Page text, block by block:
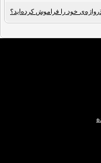
خود را فراموش کرده‌اید؟